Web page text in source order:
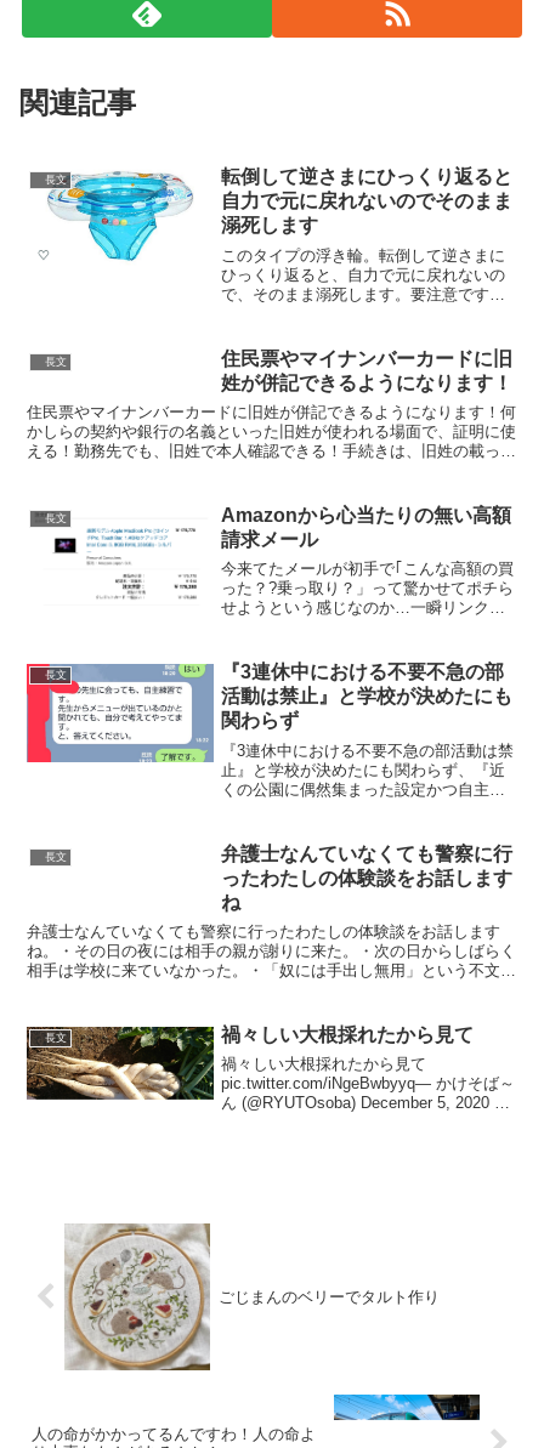
関連記事
長文
転倒して逆さまにひっくり返ると
自力で元に戻れないのでそのまま
溺死します
このタイプの浮き輪。転倒して逆さまに
ひっくり返ると、自力で元に戻れないの
で、そのまま溺死します。要注意です。
年...
長文
住民票やマイナンバーカードに旧
姓が併記できるようになります！
住民票やマイナンバーカードに旧姓が併記できるようになります！何
かしらの契約や銀行の名義といった旧姓が使われる場面で、証明に使
える！勤務先でも、旧姓で本人確認できる！手続きは、旧姓の載った
長文
Amazonから心当たりの無い高額
請求メール
今来てたメールが初手で｢こんな高額の買
った？?乗っ取り？」って驚かせてポチら
せようという感じなのか…一瞬リンクか
ら直にリンクポチらないで、HPに行って
みて購入履歴を調べ...
長文
『3連休中における不要不急の部
活動は禁止』と学校が決めたにも
関わらず
『3連休中における不要不急の部活動は禁
止』と学校が決めたにも関わらず、『近
くの公園に偶然集まった設定かつ自主練
ている部活顧問…もはや学校の管理職で
も独善的に暴走する部活...
長文
弁護士なんていなくても警察に行
ったわたしの体験談をお話します
ね
弁護士なんていなくても警察に行ったわたしの体験談をお話します
ね。・その日の夜には相手の親が謝りに来た。・次の日からしばらく
相手は学校に来ていなかった。・「奴には手出し無用」という不文律
長文 禍々しい大根採れたから見て
禍々しい大根採れたから見て
pic.twitter.com/iNgeBwbyyq— かけそば～
ん (@RYUTOsoba) December 5, 2020 意
ごじまんのベリーでタルト作り
人の命がかかってるんですわ！人の命よ